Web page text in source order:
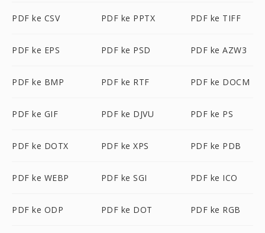
PDF ke CSV PDF ke PPTX PDF ke TIFF
PDF ke EPS PDF ke PSD PDF ke AZW3
PDF ke BMP PDF ke RTF PDF ke DOCM
PDF ke GIF PDF ke DJVU PDF ke PS
PDF ke DOTX PDF ke XPS PDF ke PDB
PDF ke WEBP PDF ke SGI PDF ke ICO
PDF ke ODP PDF ke DOT PDF ke RGB